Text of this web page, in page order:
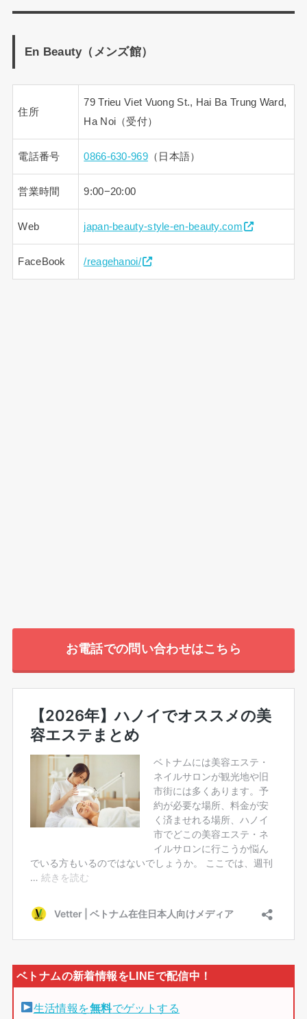
En Beauty（メンズ館）
住所
79 Trieu Viet Vuong St., Hai Ba Trung Ward,
Ha Noi（受付）
電話番号 0866-630-969（日本語）
営業時間 9:00−20:00
Web japan-beauty-style-en-beauty.com
FaceBook /reagehanoi/
お電話での問い合わせはこちら
生活情報を無料でゲットする